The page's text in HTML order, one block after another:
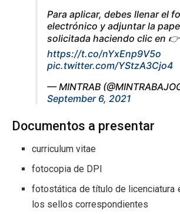
Para aplicar, debes llenar el
electrónico y adjuntar la
solicitada haciendo clic en 👉
https://t.co/nYxEnp9V5o
pic.twitter.com/YStzA3Cjo4
— MINTRAB
September 6, 2021
Documentos a presentar
curriculum vitae
fotocopia de DPI
fotostática de título de licenciatura
los sellos correspondientes